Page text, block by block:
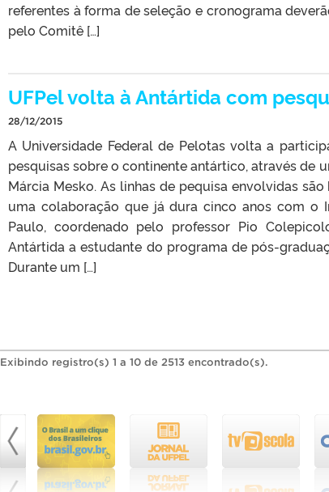
referentes à forma de seleção e cronograma
pelo Comitê […]
UFPel volta à Antártida com
28/12/2015
A Universidade Federal de Pelotas volta a
pesquisas sobre o continente antártico, através de
Márcia Mesko. As linhas de pequisa envolvidas
uma colaboração que já dura cinco anos com o
Paulo, coordenado pelo professor Pio
Antártida a estudante do programa de pós-
Durante um […]
Exibindo registro(s) 1 a 10 de 2513 encontrado(s).